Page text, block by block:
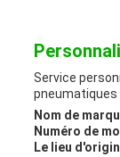
Service
pneumatiques
Nom de
Numéro de
Le lieu